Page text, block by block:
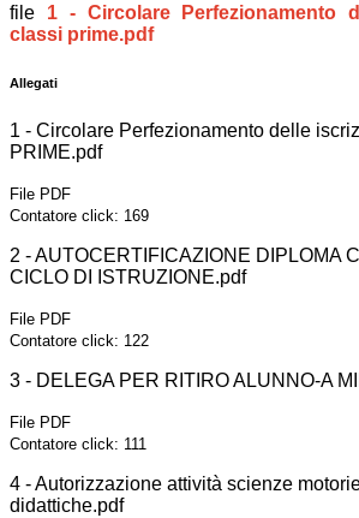
file 1 - Circolare Perfezionamento
classi prime.pdf
Allegati
1 - Circolare Perfezionamento delle
PRIME.pdf
File PDF
Contatore click: 169
2 - AUTOCERTIFICAZIONE DIPLOMA
CICLO DI ISTRUZIONE.pdf
File PDF
Contatore click: 122
3 - DELEGA PER RITIRO ALUNNO-A
File PDF
Contatore click: 111
4 - Autorizzazione attività scienze
didattiche.pdf